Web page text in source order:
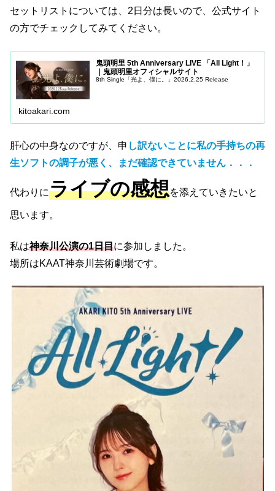
セットリストについては、2日分は長いので、公式サイト
の方でチェックしてみてください。
鬼頭明里 5th Anniversary LIVE 「All Light！」
｜鬼頭明里オフィシャルサイト
8th Single「光よ、僕に。」2026.2.25 Release
kitoakari.com
肝心の中身なのですが、申 し訳ないことに私の手持ちの再
生ソフトの調子が悪く、まだ確認できていません．．．
代わりにライブの感想を添えていきたいと
思います。
私は神奈川公演の1日目に参加しました。
場所はKAAT神奈川芸術劇場です。